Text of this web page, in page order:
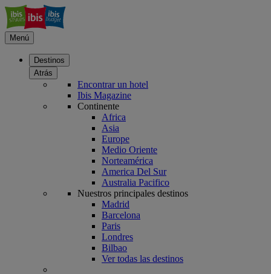
Menú
Destinos
Atrás
Encontrar un hotel
Ibis Magazine
Continente
Africa
Asia
Europe
Medio Oriente
Norteamérica
America Del Sur
Australia Pacifico
Nuestros principales destinos
Madrid
Barcelona
Paris
Londres
Bilbao
Ver todas las destinos